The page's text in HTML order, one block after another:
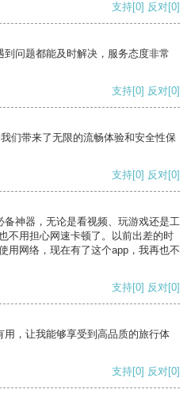
支持[0] 反对[0]
问题都能及时解决，服务态度非常
支持[0] 反对[0]
们带来了无限的流畅体验和安全性保
支持[0] 反对[0]
神器，无论是看视频、玩游戏还是工
不用担心网速卡顿了。以前出差的时
用网络，现在有了这个app，我再也不
支持[0] 反对[0]
，让我能够享受到高品质的旅行体
支持[0] 反对[0]